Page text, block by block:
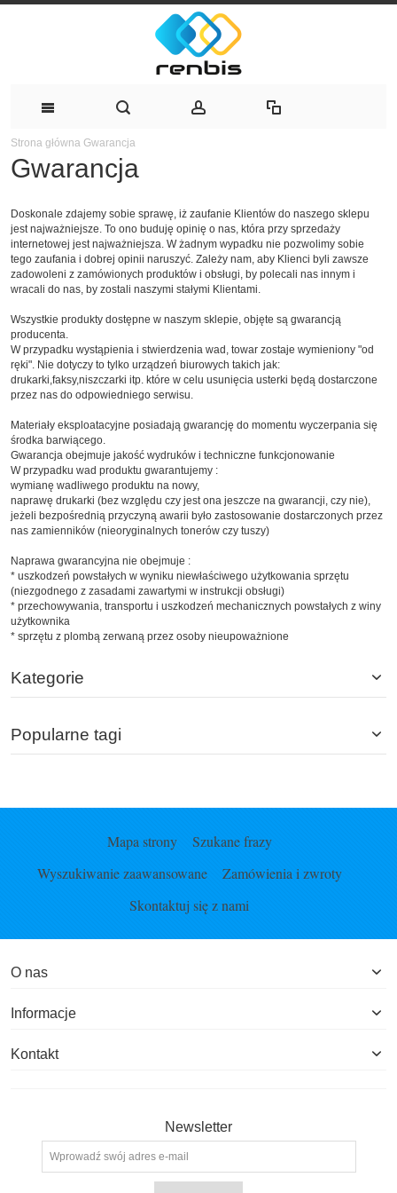
Strona główna Gwarancja
Gwarancja
Doskonale zdajemy sobie sprawę, iż zaufanie Klientów do naszego sklepu
jest najważniejsze. To ono buduję opinię o nas, która przy sprzedaży
internetowej jest najważniejsza. W żadnym wypadku nie pozwolimy sobie
tego zaufania i dobrej opinii naruszyć. Zależy nam, aby Klienci byli zawsze
zadowoleni z zamówionych produktów i obsługi, by polecali nas innym i
wracali do nas, by zostali naszymi stałymi Klientami.
Wszystkie produkty dostępne w naszym sklepie, objęte są gwarancją
producenta.
W przypadku wystąpienia i stwierdzenia wad, towar zostaje wymieniony "od
ręki". Nie dotyczy to tylko urządzeń biurowych takich jak:
drukarki,faksy,niszczarki itp. które w celu usunięcia usterki będą dostarczone
przez nas do odpowiedniego serwisu.
Materiały eksploatacyjne posiadają gwarancję do momentu wyczerpania się
środka barwiącego.
Gwarancja obejmuje jakość wydruków i techniczne funkcjonowanie
W przypadku wad produktu gwarantujemy :
wymianę wadliwego produktu na nowy,
naprawę drukarki (bez względu czy jest ona jeszcze na gwarancji, czy nie),
jeżeli bezpośrednią przyczyną awarii było zastosowanie dostarczonych przez
nas zamienników (nieoryginalnych tonerów czy tuszy)
Naprawa gwarancyjna nie obejmuje :
* uszkodzeń powstałych w wyniku niewłaściwego użytkowania sprzętu
(niezgodnego z zasadami zawartymi w instrukcji obsługi)
* przechowywania, transportu i uszkodzeń mechanicznych powstałych z winy
użytkownika
* sprzętu z plombą zerwaną przez osoby nieupoważnione
Kategorie
Popularne tagi
Mapa strony
Szukane frazy
Wyszukiwanie zaawansowane
Zamówienia i zwroty
Skontaktuj się z nami
O nas
Informacje
Kontakt
Newsletter